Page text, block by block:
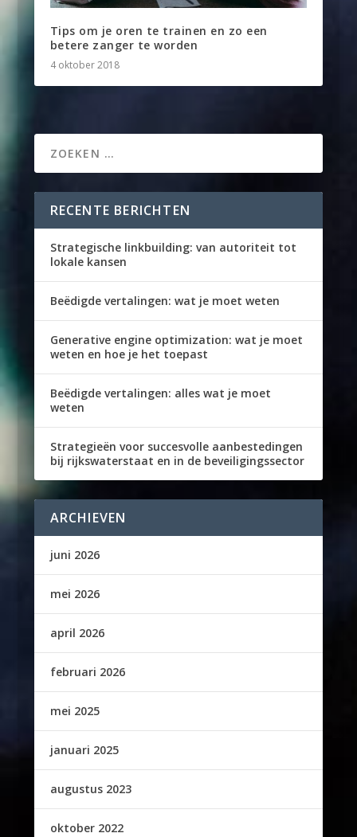
Tips om je oren te trainen en zo een
betere zanger te worden
4 oktober 2018
RECENTE BERICHTEN
Strategische linkbuilding: van autoriteit tot
lokale kansen
Beëdigde vertalingen: wat je moet weten
Generative engine optimization: wat je moet
weten en hoe je het toepast
Beëdigde vertalingen: alles wat je moet
weten
Strategieën voor succesvolle aanbestedingen
bij rijkswaterstaat en in de beveiligingssector
ARCHIEVEN
juni 2026
mei 2026
april 2026
februari 2026
mei 2025
januari 2025
augustus 2023
oktober 2022